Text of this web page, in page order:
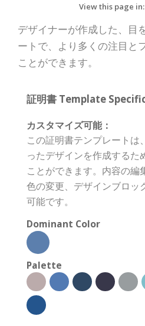
View this page in:
デザイナーが作成した、目
ートで、より多くの注目と
ことができます。
証明書 Template
カスタマイズ可能：
この証明書テンプレートは
ったデザインを作成するた
ことができます。内容の編
色の変更、デザインブロッ
可能です。
Dominant Color
Palette